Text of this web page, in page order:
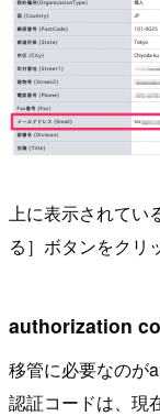
上に表示されてい
る］ボタンをクリ
authorization
移管に必要なのが
認証コードは、現